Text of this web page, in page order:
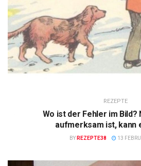
REZEPTE
Wo ist der Fehler im Bild?
aufmerksam ist, kann
BY REZEPTE38 13